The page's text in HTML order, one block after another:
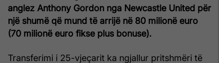
anglez Anthony Gordon nga Newcastle United për
një shumë që mund të arrijë në 80 milionë euro
(70 milionë euro fikse plus bonuse).
Transferimi i 25-vjeçarit ka ngjallur pritshmëri të